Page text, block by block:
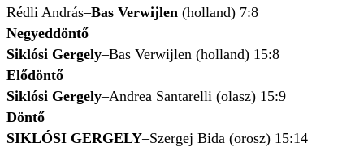
Rédli András–Bas Verwijlen (holland) 7:8
Negyeddöntő
Siklósi Gergely–Bas Verwijlen (holland) 15:8
Elődöntő
Siklósi Gergely–Andrea Santarelli (olasz) 15:9
Döntő
SIKLÓSI GERGELY–Szergej Bida (orosz) 15:14